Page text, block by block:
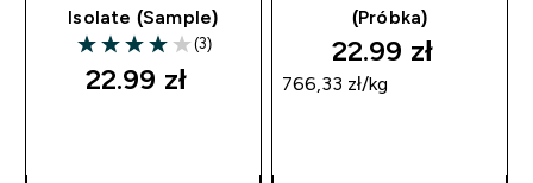
Isolate (Sample)
4 out of 5 stars
(3)
22.99 zł‎
(Próbka)
22.99 zł‎
766,33 zł‎/kg